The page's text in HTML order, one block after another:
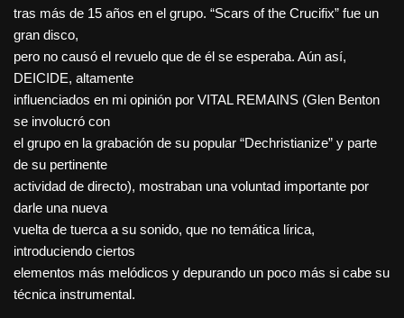
tras más de 15 años en el grupo. “Scars of the Crucifix” fue un
gran disco,
pero no causó el revuelo que de él se esperaba. Aún así,
DEICIDE, altamente
influenciados en mi opinión por VITAL REMAINS (Glen Benton
se involucró con
el grupo en la grabación de su popular “Dechristianize” y parte
de su pertinente
actividad de directo), mostraban una voluntad importante por
darle una nueva
vuelta de tuerca a su sonido, que no temática lírica,
introduciendo ciertos
elementos más melódicos y depurando un poco más si cabe su
técnica instrumental.